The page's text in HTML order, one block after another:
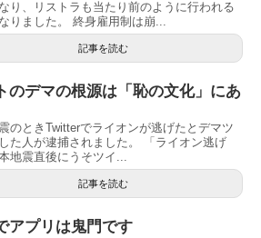
り、リストラも当たり前のように行われる
りました。 終身雇用制は崩...
記事を読む
のデマの根源は「恥の文化」にあ
のときTwitterでライオンが逃げたとデマツ
た人が逮捕されました。 「ライオン逃げ
地震直後にうそツイ...
記事を読む
アプリは鬼門です